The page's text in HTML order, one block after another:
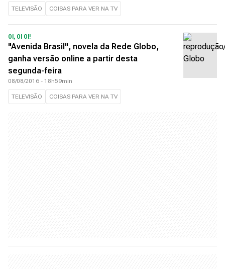
TELEVISÃO COISAS PARA VER NA TV
OI, OI OI!
"Avenida Brasil", novela da Rede Globo,
ganha versão online a partir desta
segunda-feira
08/08/2016 - 18h59min
TELEVISÃO COISAS PARA VER NA TV